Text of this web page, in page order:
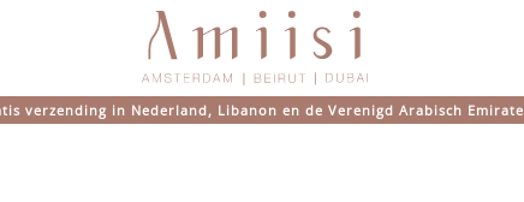
verzending in Nederland, Libanon en de Verenigd Arabisch